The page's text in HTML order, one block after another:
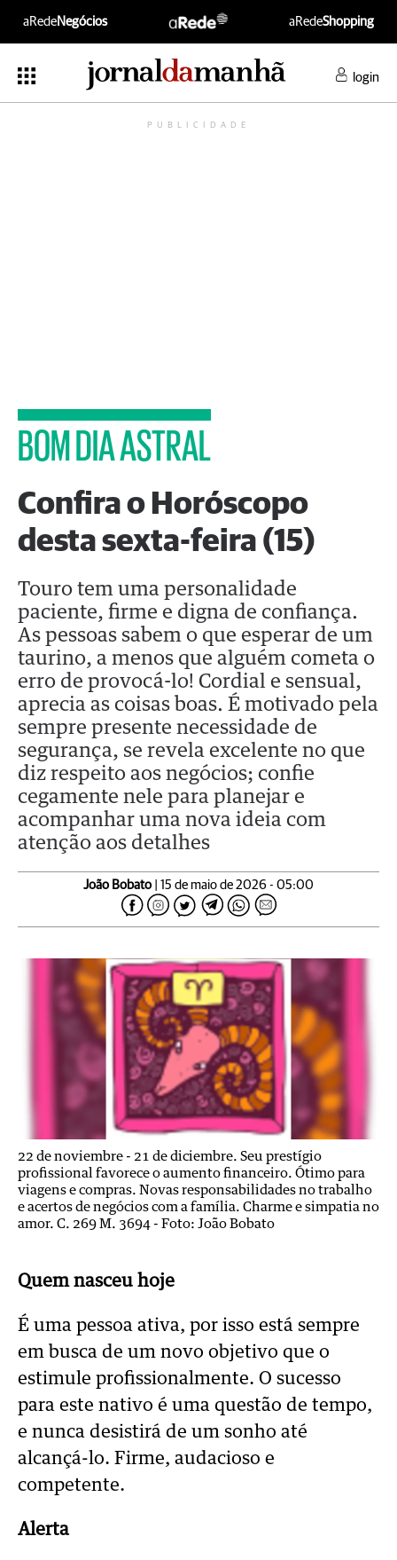
aRedeNegócios aRedeShopping
login
PUBLICIDADE
BOM DIA ASTRAL
Confira o Horóscopo
desta sexta-feira (15)
Touro tem uma personalidade
paciente, firme e digna de confiança.
As pessoas sabem o que esperar de um
taurino, a menos que alguém cometa o
erro de provocá-lo! Cordial e sensual,
aprecia as coisas boas. É motivado pela
sempre presente necessidade de
segurança, se revela excelente no que
diz respeito aos negócios; confie
cegamente nele para planejar e
acompanhar uma nova ideia com
atenção aos detalhes
João Bobato | 15 de maio de 2026 - 05:00
22 de noviembre - 21 de diciembre. Seu prestígio
profissional favorece o aumento financeiro. Ótimo para
viagens e compras. Novas responsabilidades no trabalho
e acertos de negócios com a família. Charme e simpatia no
amor. C. 269 M. 3694 - Foto: João Bobato
Quem nasceu hoje
É uma pessoa ativa, por isso está sempre
em busca de um novo objetivo que o
estimule profissionalmente. O sucesso
para este nativo é uma questão de tempo,
e nunca desistirá de um sonho até
alcançá-lo. Firme, audacioso e
competente.
Alerta